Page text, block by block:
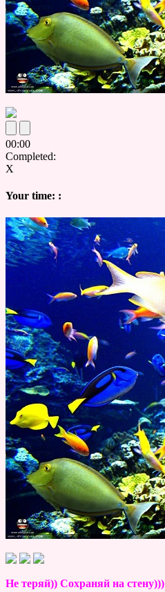
00:00
Completed:
X
Your time: :
Не теряй)) Сохраняй на стену)))